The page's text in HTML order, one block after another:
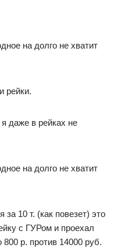
на долго не хватит
рейки.
даже в рейках не
на долго не хватит
за 10 т. (как повезет) это
с ГУРом и проехал
800 р. против 14000 руб.